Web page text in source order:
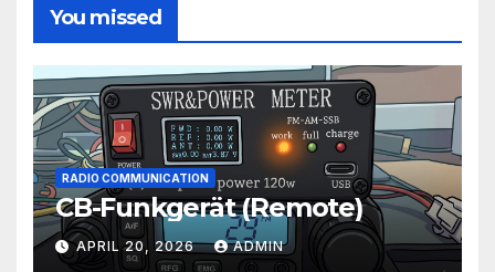
You missed
RADIO COMMUNICATION
CB-Funkgerät (Remote)
APRIL 20, 2026 ADMIN